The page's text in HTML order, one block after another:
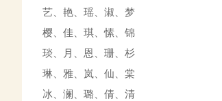
艺、艳、瑶、淑、梦
樱、佳、琪、愫、锦
琰、月、恩、珊、杉
琳、雅、岚、仙、棠
冰、澜、璐、倩、清